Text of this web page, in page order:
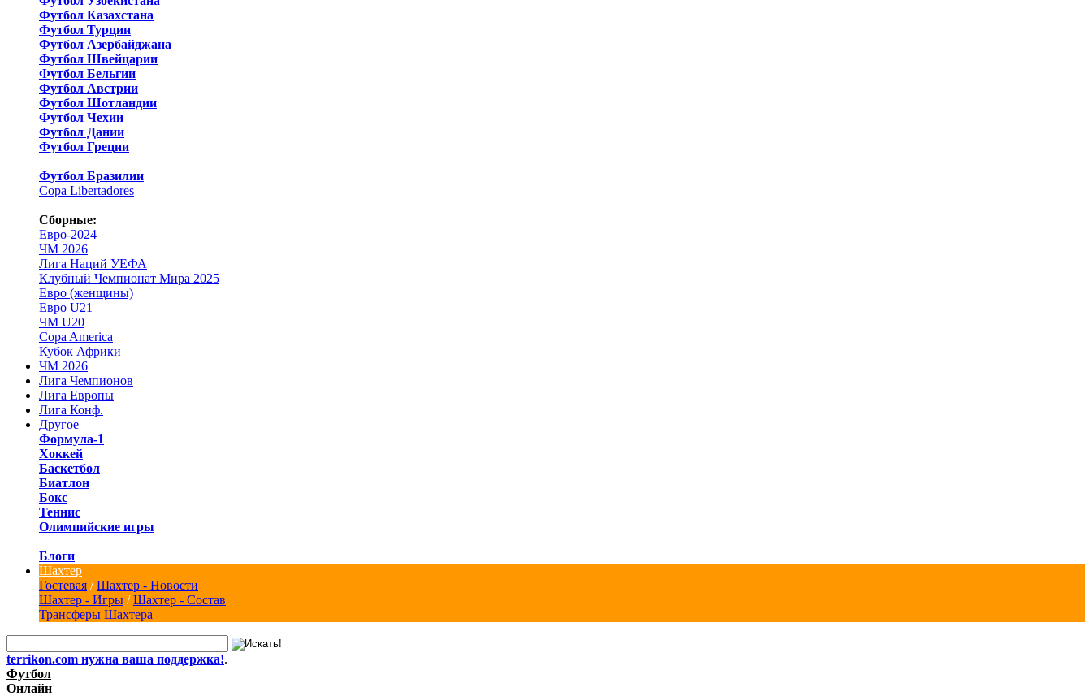
Футбол Казахстана
Футбол Турции
Футбол Азербайджана
Футбол Швейцарии
Футбол Бельгии
Футбол Австрии
Футбол Шотландии
Футбол Чехии
Футбол Дании
Футбол Греции
Футбол Бразилии
Copa Libertadores
Сборные:
Евро-2024
ЧМ 2026
Лига Наций УЕФА
Клубный Чемпионат Мира 2025
Евро (женщины)
Евро U21
ЧМ U20
Copa America
Кубок Африки
ЧМ 2026
Лига Чемпионов
Лига Европы
Лига Конф.
Другое
Формула-1
Хоккей
Баскетбол
Биатлон
Бокс
Теннис
Олимпийские игры
Блоги
Шахтер
Гостевая /Шахтер - Новости
Шахтер - Игры /Шахтер - Состав
Трансферы Шахтера
terrikon.com нужна ваша поддержка!.
Футбол
Онлайн